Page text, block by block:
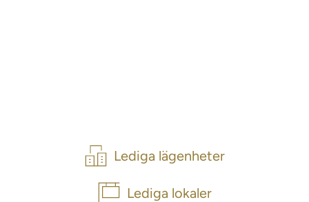
Lediga lägenheter
Lediga lokaler